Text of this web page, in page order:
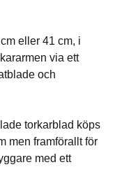
eller 41 cm, i
via ett
och
torkarblad köps
men framförallt för
med ett